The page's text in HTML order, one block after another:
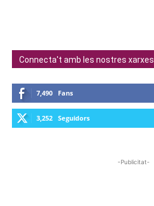
Connecta't amb les nostres xarxes
7,490 Fans
3,252 Seguidors
-Publicitat-